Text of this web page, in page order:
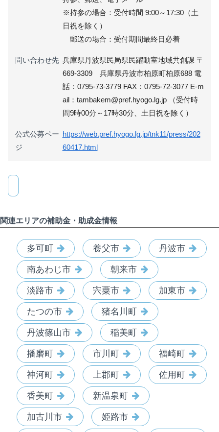
※持参の場合：受付時間 9:00～17:30（土
日祝を除く）
郵送の場合：受付期間最終日必着
問い合わせ先 兵庫県丹波県民局県民躍動室地域共創課 〒
669-3309 兵庫県丹波市柏原町柏原688 電
話：0795-73-3779 FAX：0795-72-3077 E-m
ail：tambakem@pref.hyogo.lg.jp （受付時
間9時00分～17時30分、土日祝を除く）
公式公募ペー
ジ
https://web.pref.hyogo.lg.jp/tnk11/press/202
60417.html
関連エリアの補助金・助成金情報
多可町 養父市 丹波市
南あわじ市 朝来市
淡路市 宍粟市 加東市
たつの市 猪名川町
丹波篠山市 稲美町
播磨町 市川町 福崎町
神河町 上郡町 佐用町
香美町 新温泉町
加古川市 姫路市